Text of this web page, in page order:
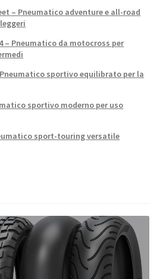
– Pneumatico adventure e all-road
– Pneumatico da motocross per
sportivo equilibrato per la
sportivo moderno per uso
sport-touring versatile